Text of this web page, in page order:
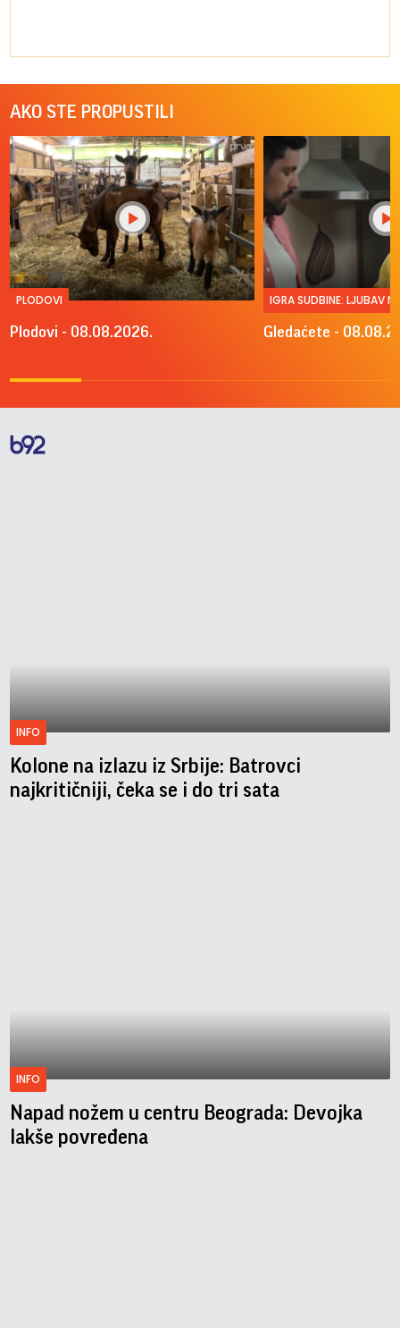
AKO STE PROPUSTILI
PLODOVI
Plodovi - 08.08.2026.
IGRA SUDBINE: LJUBAV
Gledaćete -
INFO
Kolone na izlazu iz Srbije: Batrovci
najkritičniji, čeka se i do tri sata
INFO
Napad nožem u centru Beograda: Devojka
lakše povređena